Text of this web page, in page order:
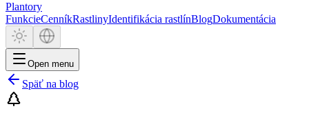
Plantory
FunkcieCenníkRastlinyIdentifikácia rastlínBlogDokumentácia
Open menu
Späť na blog